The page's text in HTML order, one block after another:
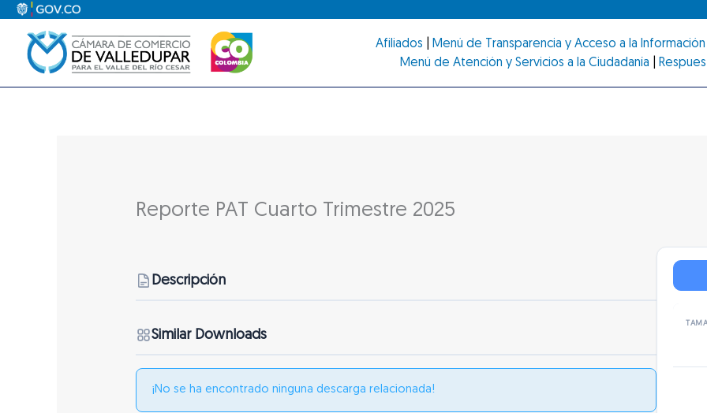
contenido
Afiliados Menú de Transparencia y Acceso a la Información
Menú de Atención y Servicios a la Ciudadanía
Reporte PAT Cuarto Trimestre 2025
Descripción
Similar Downloads
¡No se ha encontrado ninguna descarga relacionada!